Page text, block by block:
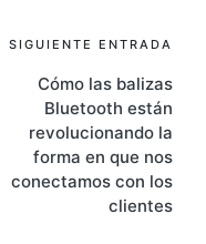
SIGUIENTE ENTRADA
Cómo las balizas
Bluetooth están
revolucionando la
forma en que nos
conectamos con los
clientes